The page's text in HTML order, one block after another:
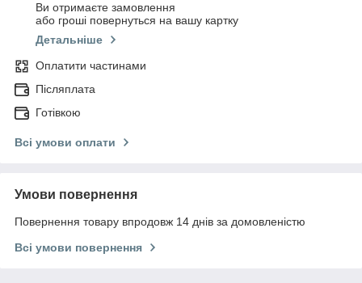
Ви отримаєте замовлення
або гроші повернуться на вашу картку
Детальніше
Оплатити частинами
Післяплата
Готівкою
Всі умови оплати
Умови повернення
Повернення товару впродовж 14 днів за домовленістю
Всі умови повернення